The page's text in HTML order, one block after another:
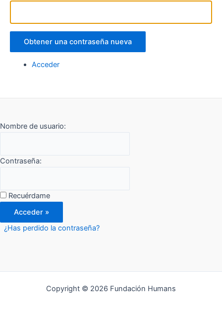
Obtener una contraseña nueva
Acceder
Nombre de usuario:
Contraseña:
Recuérdame
¿Has perdido la contraseña?
Copyright © 2026 Fundación Humans